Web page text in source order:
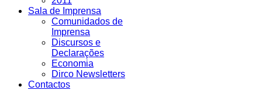
Sala de Imprensa
Comunidados de
Imprensa
Discursos e
Declarações
Economia
Dirco Newsletters
Contactos